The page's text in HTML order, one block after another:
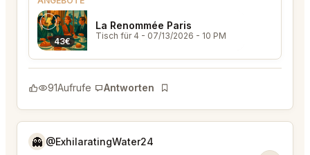
43€
La Renommée Paris
Tisch für 4 - 07/13/2026 - 10 PM
91Aufrufe Antworten
Lesezeichen
👻 @ExhilaratingWater24